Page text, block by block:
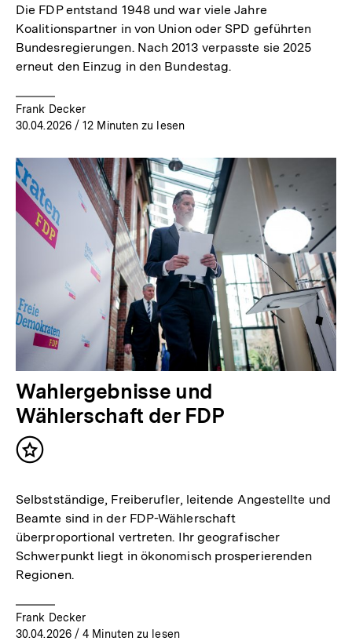
Die FDP entstand 1948 und war viele Jahre
Koalitionspartner in von Union oder SPD geführten
Bundesregierungen. Nach 2013 verpasste sie 2025
erneut den Einzug in den Bundestag.
Frank Decker
30.04.2026/ 12 Minuten zu lesen
Wahlergebnisse und
Wählerschaft der FDP
Inhalt
Selbstständige, Freiberufler, leitende Angestellte und
Beamte sind in der FDP-Wählerschaft
überproportional vertreten. Ihr geografischer
Schwerpunkt liegt in ökonomisch prosperierenden
Regionen.
Frank Decker
30.04.2026/ 4 Minuten zu lesen